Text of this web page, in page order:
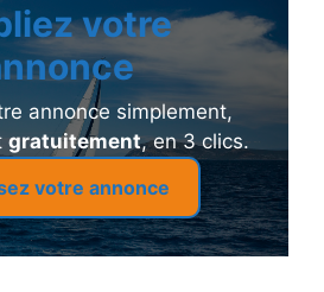
votre
annonce simplement,
gratuitement, en 3 clics.
votre annonce